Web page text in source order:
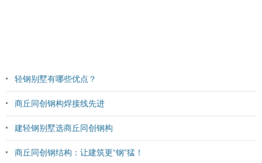
轻钢别墅有哪些优点？
商丘同创钢构焊接线先进
建轻钢别墅选商丘同创钢构
商丘同创钢结构：让建筑更“钢”猛！